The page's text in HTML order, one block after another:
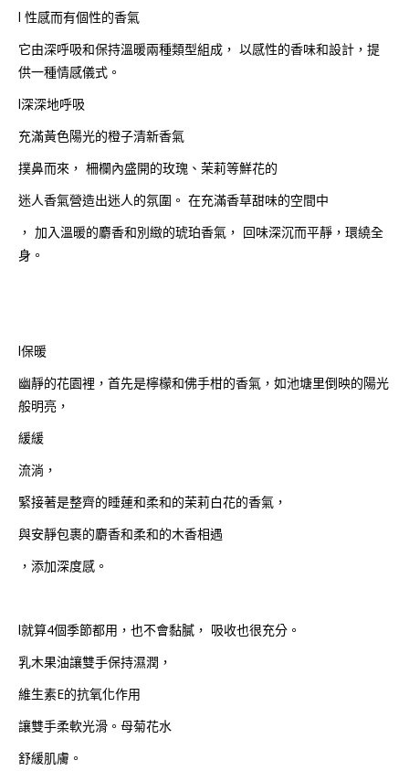
l 性感而有個性的香氣
它由深呼吸和保持溫暖兩種類型組成， 以感性的香味和設計，提
供一種情感儀式。
l深深地呼吸
充滿黃色陽光的橙子清新香氣
撲鼻而來， 柵欄內盛開的玫瑰、茉莉等鮮花的
迷人香氣營造出迷人的氛圍。 在充滿香草甜味的空間中
， 加入溫暖的麝香和別緻的琥珀香氣， 回味深沉而平靜，環繞全
身。
l保暖
幽靜的花園裡，首先是檸檬和佛手柑的香氣，如池塘里倒映的陽光
般明亮，
緩緩
流淌，
緊接著是整齊的睡蓮和柔和的茉莉白花的香氣，
與安靜包裹的麝香和柔和的木香相遇
，添加深度感。
l就算4個季節都用，也不會黏膩， 吸收也很充分。
乳木果油讓雙手保持濕潤，
維生素E的抗氧化作用
讓雙手柔軟光滑。母菊花水
舒緩肌膚。